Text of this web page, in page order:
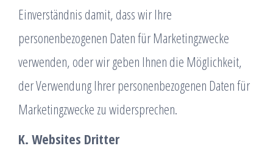
Einverständnis damit, dass wir Ihre
personenbezogenen Daten für Marketingzwecke
verwenden, oder wir geben Ihnen die Möglichkeit,
der Verwendung Ihrer personenbezogenen Daten für
Marketingzwecke zu widersprechen.
K. Websites Dritter